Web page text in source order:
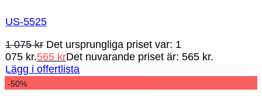
US-5525
1 075kr Det ursprungliga priset var: 1
075 kr.565 krDet nuvarande priset är: 565 kr.
Lägg i offertlista
-50%